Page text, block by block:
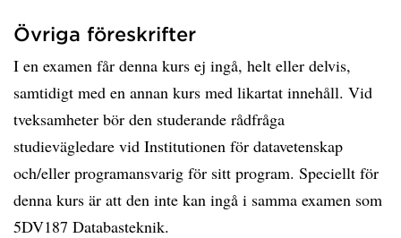
Övriga föreskrifter
I en examen får denna kurs ej ingå, helt eller delvis,
samtidigt med en annan kurs med likartat innehåll. Vid
tveksamheter bör den studerande rådfråga
studievägledare vid Institutionen för datavetenskap
och/eller programansvarig för sitt program. Speciellt för
denna kurs är att den inte kan ingå i samma examen som
5DV187 Databasteknik.